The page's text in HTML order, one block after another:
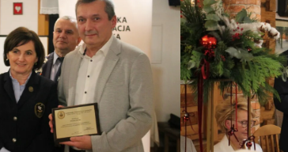
POKAŻ SZCZEGÓŁY